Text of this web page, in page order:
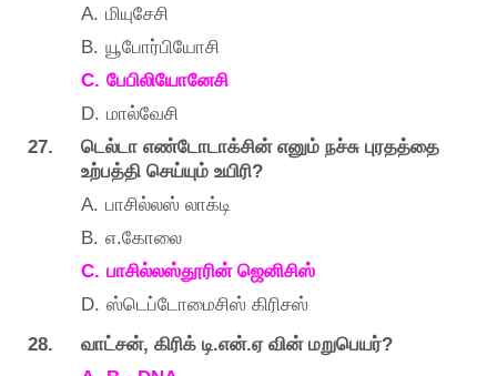
A. மியுசேசி
B. யூபோர்பியோசி
C. பேபிலியோனேசி
D. மால்வேசி
27. டெல்டா எண்டோடாக்சின் எனும் நச்சு புரதத்தை
உற்பத்தி செய்யும் உயிரி?
A. பாசில்லஸ் லாக்டி
B. எ.கோலை
C. பாசில்லஸ்தூரின் ஜெனிசிஸ்
D. ஸ்டெப்டோமைசிஸ் கிரிசஸ்
28. வாட்சன், கிரிக் டி.என்.ஏ வின் மறுபெயர்?